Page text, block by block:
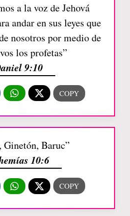
a la voz de Jehová
andar en sus leyes que
nosotros por medio de
los profetas”
9:10
Ginetón, Baruc”
10:6